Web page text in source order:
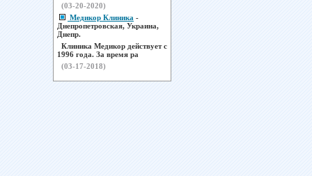
(03-20-2020)
Медикор Клиника -
Днепропетровская, Украина,
Днепр.
Клиника Медикор действует с
1996 года. За время ра
(03-17-2018)